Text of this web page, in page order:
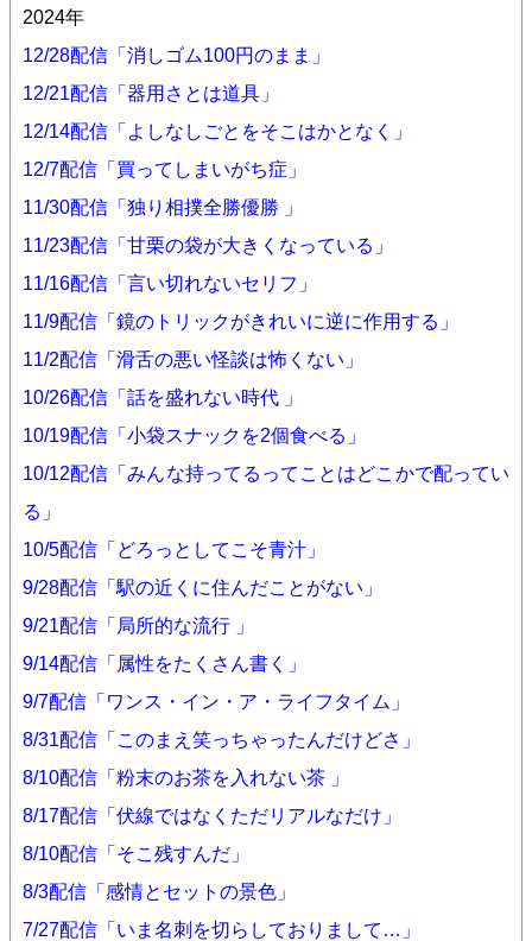
2024年
12/28配信「消しゴム100円のまま」
12/21配信「器用さとは道具」
12/14配信「よしなしごとをそこはかとなく」
12/7配信「買ってしまいがち症」
11/30配信「独り相撲全勝優勝 」
11/23配信「甘栗の袋が大きくなっている」
11/16配信「言い切れないセリフ」
11/9配信「鏡のトリックがきれいに逆に作用する」
11/2配信「滑舌の悪い怪談は怖くない」
10/26配信「話を盛れない時代 」
10/19配信「小袋スナックを2個食べる」
10/12配信「みんな持ってるってことはどこかで配ってい
る」
10/5配信「どろっとしてこそ青汁」
9/28配信「駅の近くに住んだことがない」
9/21配信「局所的な流行 」
9/14配信「属性をたくさん書く」
9/7配信「ワンス・イン・ア・ライフタイム」
8/31配信「このまえ笑っちゃったんだけどさ」
8/10配信「粉末のお茶を入れない茶 」
8/17配信「伏線ではなくただリアルなだけ」
8/10配信「そこ残すんだ」
8/3配信「感情とセットの景色」
7/27配信「いま名刺を切らしておりまして…」